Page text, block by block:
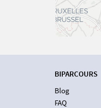
BIPARCOURS
Blog
FAQ